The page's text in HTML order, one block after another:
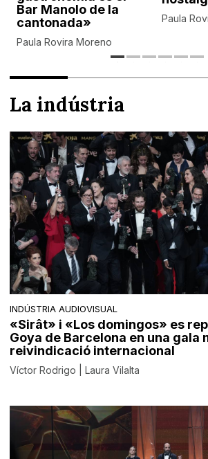
Bar Manolo de la
cantonada»
Paula Rovira Moreno
Paula
La indústria
INDÚSTRIA AUDIOVISUAL
«Sirât» i «Los domingos» es
Goya de Barcelona en una gala
reivindicació internacional
Víctor Rodrigo | Laura Vilalta